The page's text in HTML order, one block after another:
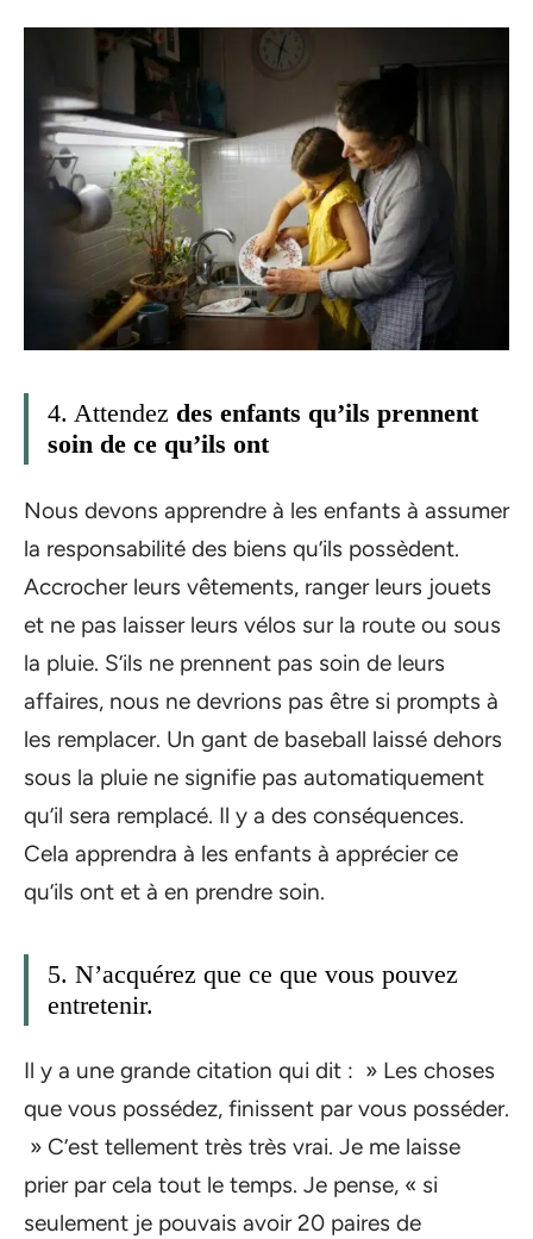
4. Attendez des enfants qu’ils prennent
soin de ce qu’ils ont
Nous devons apprendre à les enfants à assumer
la responsabilité des biens qu’ils possèdent.
Accrocher leurs vêtements, ranger leurs jouets
et ne pas laisser leurs vélos sur la route ou sous
la pluie. S’ils ne prennent pas soin de leurs
affaires, nous ne devrions pas être si prompts à
les remplacer. Un gant de baseball laissé dehors
sous la pluie ne signifie pas automatiquement
qu’il sera remplacé. Il y a des conséquences.
Cela apprendra à les enfants à apprécier ce
qu’ils ont et à en prendre soin.
5. N’acquérez que ce que vous pouvez
entretenir.
Il y a une grande citation qui dit : » Les choses
que vous possédez, finissent par vous posséder.
» C’est tellement très très vrai. Je me laisse
prier par cela tout le temps. Je pense, « si
seulement je pouvais avoir 20 paires de